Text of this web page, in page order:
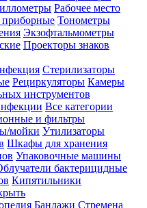
Рабочее место
Тонометры
Экзофтальмометры
Проекторы знаков
Стерилизаторы
Рециркуляторы Камеры
инструментов
Все категории
и фильтры
мойки Утилизаторы
Шкафы для хранения
Упаковочные машины
бактерицидные
Кипятильники
Бандажи Стремена